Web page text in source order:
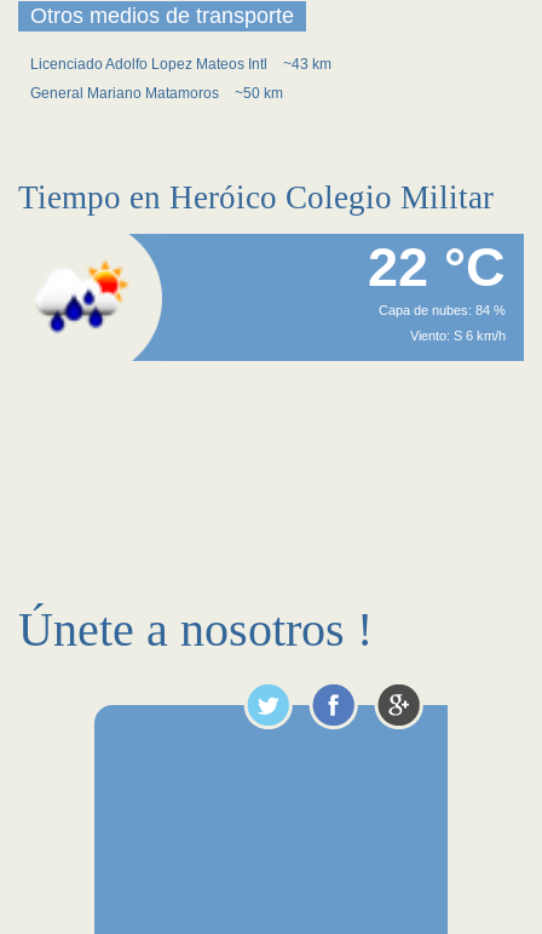
Otros medios de transporte
Licenciado Adolfo Lopez Mateos Intl
~43 km
General Mariano Matamoros
~50 km
Tiempo en Heróico Colegio Militar
22 °C
Capa de nubes: 84 %
Viento: S 6 km/h
Únete a nosotros !